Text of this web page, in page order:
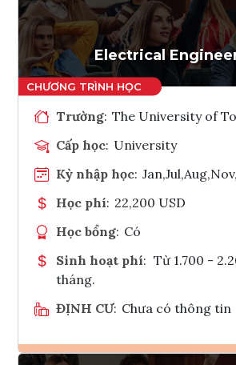
Tham vấn
Electrical
Trường: The University of
Cấp học: University
Kỳ nhập học:
Học phí: 22,200 USD
Học bổng: Có
Sinh hoạt phí: Từ 1.700 -
tháng.
ĐỊNH CƯ: Chưa có thông tin